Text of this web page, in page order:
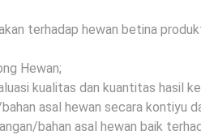
terhadap hewan betina
Hewan;
kualitas dan kuantitas hasil
asal hewan secara
bahan asal hewan baik